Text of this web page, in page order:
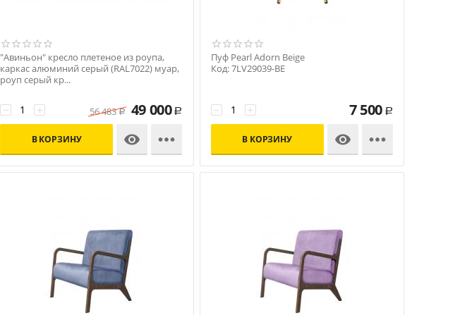
"Авиньон" кресло плетеное из роупа,
каркас алюминий серый (RAL7022) муар,
роуп серый кр...
+
− 56 483 Р 49 000 Р
В КОРЗИНУ 

Пуф Pearl Adorn Beige
Код: 7LV29039-BE
+
− 7 500 Р
В КОРЗИНУ 
